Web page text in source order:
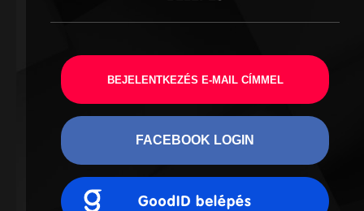
BEJELENTKEZÉS E-MAIL CÍMMEL
FACEBOOK LOGIN